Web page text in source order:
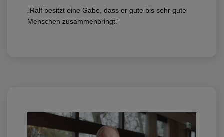
„Ralf besitzt eine Gabe, dass er gute bis sehr gute
Menschen zusammenbringt.“